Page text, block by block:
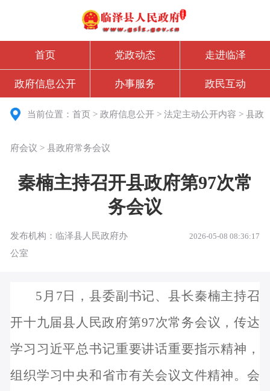
首页 党政动态 走进临泽
政府信息公开 办事服务 政民互动
当前位置：首页 >政府信息公开 >法定主动公开内容 >县政
府会议 >县政府常务会议
秦楠主持召开县政府第97次常
务会议
发布机构：临泽县人民政府办
公室
2026-05-08 08:36:17
5月7日，县委副书记、县长秦楠主持召
开十九届县人民政府第97次常务会议，传达
学习习近平总书记重要讲话重要指示精神，
组织学习中央和省市有关会议文件精神。会